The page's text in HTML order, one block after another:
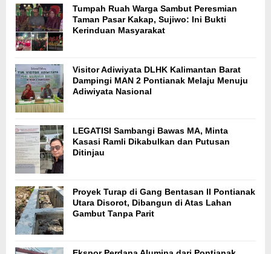
Tumpah Ruah Warga Sambut Peresmian
Taman Pasar Kakap, Sujiwo: Ini Bukti
Kerinduan Masyarakat
Visitor Adiwiyata DLHK Kalimantan Barat
Dampingi MAN 2 Pontianak Melaju Menuju
Adiwiyata Nasional
LEGATISI Sambangi Bawas MA, Minta
Kasasi Ramli Dikabulkan dan Putusan
Ditinjau
Proyek Turap di Gang Bentasan II Pontianak
Utara Disorot, Dibangun di Atas Lahan
Gambut Tanpa Parit